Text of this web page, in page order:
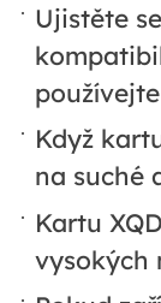
Ujistěte
Když
na suché
Kartu
vysokých